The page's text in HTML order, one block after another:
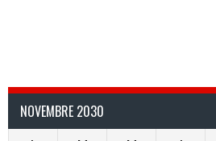
NOVEMBRE 2030